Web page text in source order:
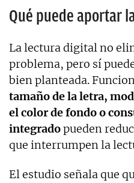
Qué puede aportar
La lectura digital no
problema, pero sí
bien planteada.
tamaño de la letra,
el color de fondo o
integradopueden
que interrumpen la
El estudio señala que